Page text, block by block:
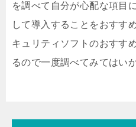
を調べて自分が心配な項目
して導入することをおすす
キュリティソフトのおすす
るので一度調べてみてはい